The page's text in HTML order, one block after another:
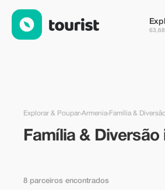
Explorar & Poupar›Armenia›Família &
Família & Diversão
8 parceiros encontrados